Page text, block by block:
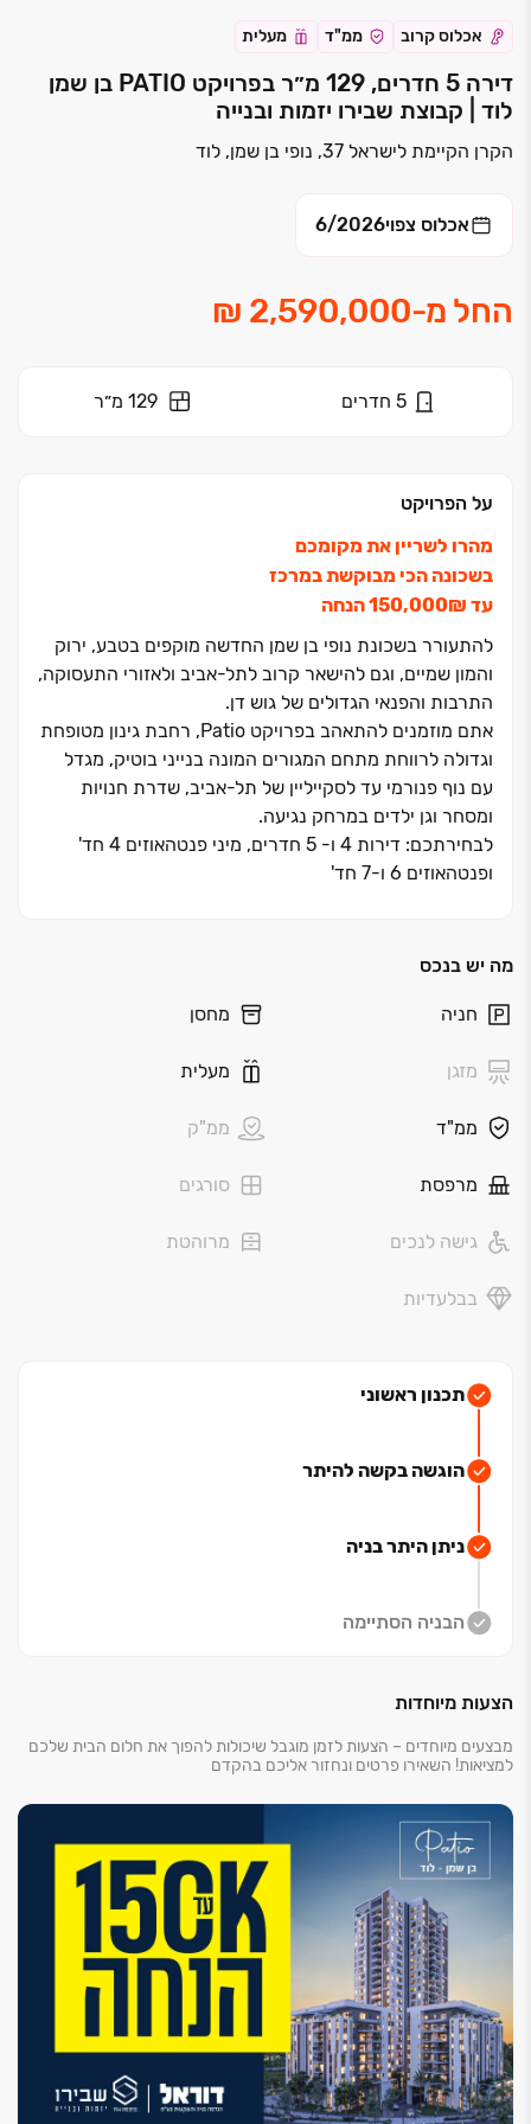
אכלוס קרוב ממ"ד מעלית
דירה 5 חדרים, 129 מ״ר בפרויקט PATIO בן שמן
לוד | קבוצת שבירו יזמות ובנייה
הקרן הקיימת לישראל 37, נופי בן שמן, לוד
אכלוס צפוי6/2026
החל מ-
5 חדרים 129 מ״ר
על הפרויקט
מהרו לשריין את מקומכם
בשכונה הכי מבוקשת במרכז
עד ‏₪‏150,000 הנחה
להתעורר בשכונת נופי בן שמן החדשה מוקפים בטבע, ירוק
והמון שמיים, וגם להישאר קרוב לתל-אביב ולאזורי התעסוקה,
התרבות והפנאי הגדולים של גוש דן.
אתם מוזמנים להתאהב בפרויקט Patio, רחבת גינון מטופחת
וגדולה לרווחת מתחם המגורים המונה בנייני בוטיק, מגדל
עם נוף פנורמי עד לסקייליין של תל-אביב, שדרת חנויות
ומסחר וגן ילדים במרחק נגיעה.
לבחירתכם: דירות ‏4 ו- ‏5 חדרים, מיני פנטהאוזים ‏4 חד'
ופנטהאוזים ‏6 ו‏-7 חד'
מה יש בנכס
חניה מחסן
מזגן מעלית
ממ"ד ממ"ק
מרפסת סורגים
גישה לנכים מרוהטת
בבלעדיות
תכנון ראשוני
הוגשה בקשה להיתר
ניתן היתר בניה
הבניה הסתיימה
הצעות מיוחדות
מבצעים מיוחדים – הצעות לזמן מוגבל שיכולות להפוך את חלום הבית שלכם
למציאות! השאירו פרטים ונחזור אליכם בהקדם